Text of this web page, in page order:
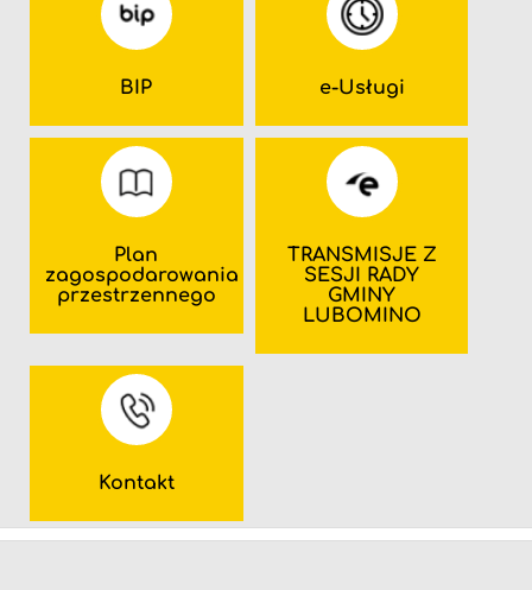
BIP e-Usługi
Plan
zagospodarowania
przestrzennego
TRANSMISJE Z
SESJI RADY
GMINY
LUBOMINO
Kontakt